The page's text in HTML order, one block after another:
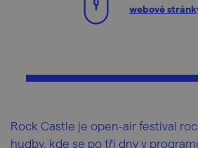
webové
Rock Castle je open-air festival
hudby, kde se po tři dny v